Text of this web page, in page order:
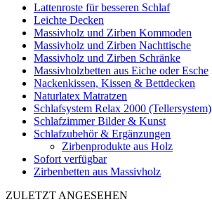
Lattenroste für besseren Schlaf
Leichte Decken
Massivholz und Zirben Kommoden
Massivholz und Zirben Nachttische
Massivholz und Zirben Schränke
Massivholzbetten aus Eiche oder Esche
Nackenkissen, Kissen & Bettdecken
Naturlatex Matratzen
Schlafsystem Relax 2000 (Tellersystem)
Schlafzimmer Bilder & Kunst
Schlafzubehör & Ergänzungen
Zirbenprodukte aus Holz
Sofort verfügbar
Zirbenbetten aus Massivholz
ZULETZT ANGESEHEN